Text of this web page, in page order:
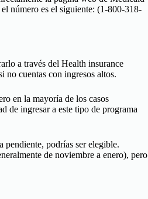
número es el siguiente: (1-800-318-
a través del Health insurance
no cuentas con ingresos altos.
en la mayoría de los casos
de ingresar a este tipo de programa
podrías ser elegible.
de noviembre a enero), pero